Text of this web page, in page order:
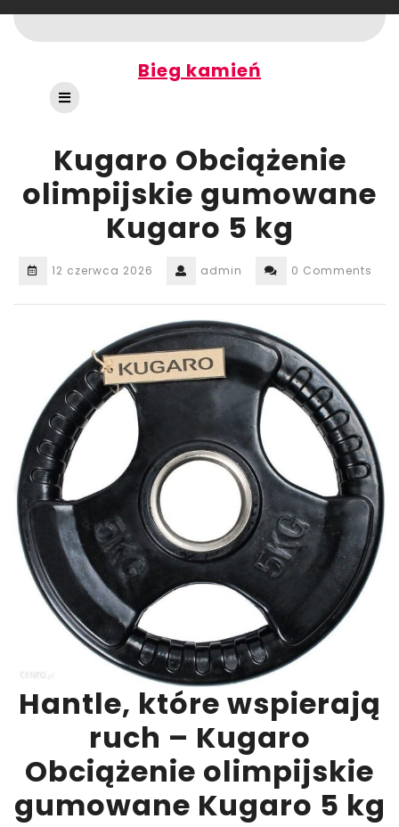
to
content
Bieg kamień
Open
Kugaro Obciążenie
olimpijskie gumowane
Kugaro 5 kg
12 czerwca 2026 admin 0 Comments
Hantle, które wspierają
ruch – Kugaro
Obciążenie olimpijskie
gumowane Kugaro 5 kg